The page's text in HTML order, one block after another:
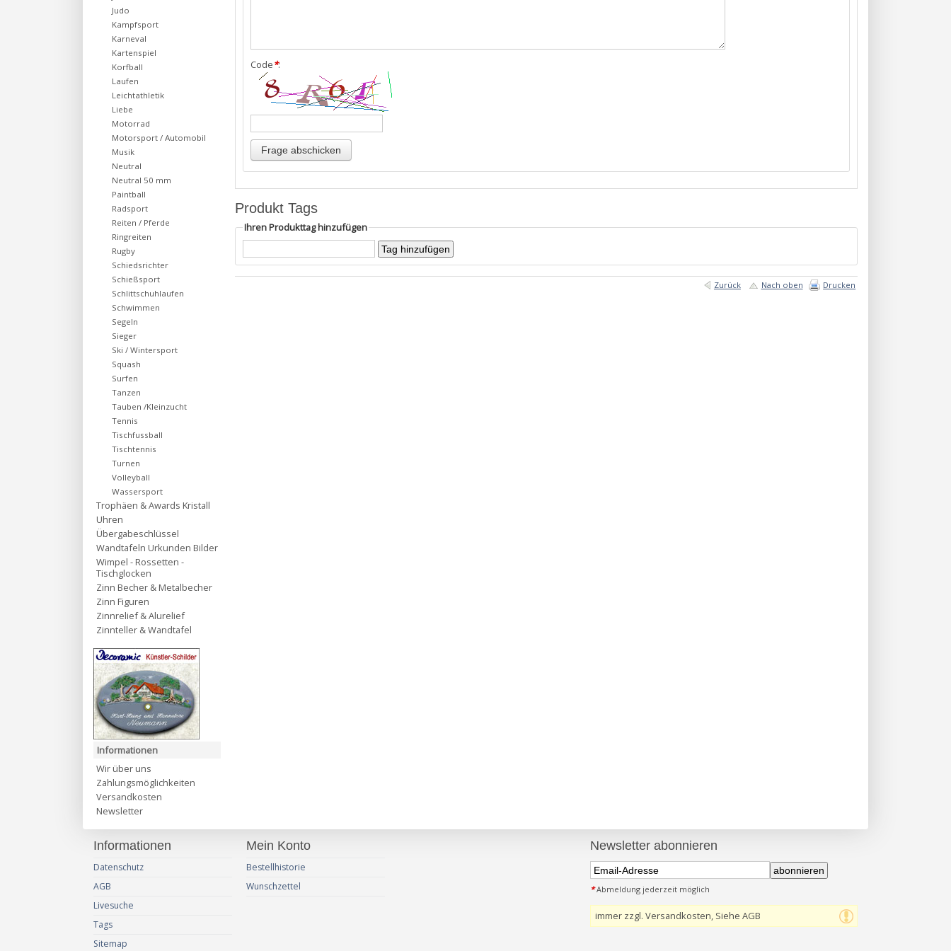
Code*:
Produkt Tags
Ihren Produkttag hinzufügen
Zurück Nach oben Drucken
Judo
Kampfsport
Karneval
Kartenspiel
Korfball
Laufen
Leichtathletik
Liebe
Motorrad
Motorsport / Automobil
Musik
Neutral
Neutral 50 mm
Paintball
Radsport
Reiten / Pferde
Ringreiten
Rugby
Schiedsrichter
Schießsport
Schlittschuhlaufen
Schwimmen
Segeln
Sieger
Ski / Wintersport
Squash
Surfen
Tanzen
Tauben /Kleinzucht
Tennis
Tischfussball
Tischtennis
Turnen
Volleyball
Wassersport
Trophäen & Awards Kristall
Uhren
Übergabeschlüssel
Wandtafeln Urkunden Bilder
Wimpel - Rossetten -
Tischglocken
Zinn Becher & Metalbecher
Zinn Figuren
Zinnrelief & Alurelief
Zinnteller & Wandtafel
Informationen
Wir über uns
Zahlungsmöglichkeiten
Versandkosten
Newsletter
Informationen
Datenschutz
AGB
Livesuche
Tags
Sitemap
Mein Konto
Bestellhistorie
Wunschzettel
Newsletter abonnieren
abonnieren
*Abmeldung jederzeit möglich
immer zzgl. Versandkosten, Siehe AGB